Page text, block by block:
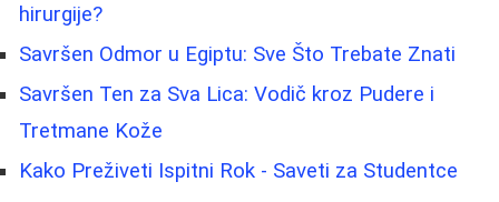
hirurgije?
Savršen Odmor u Egiptu: Sve Što Trebate Znati
Savršen Ten za Sva Lica: Vodič kroz Pudere i
Tretmane Kože
Kako Preživeti Ispitni Rok - Saveti za Studentce